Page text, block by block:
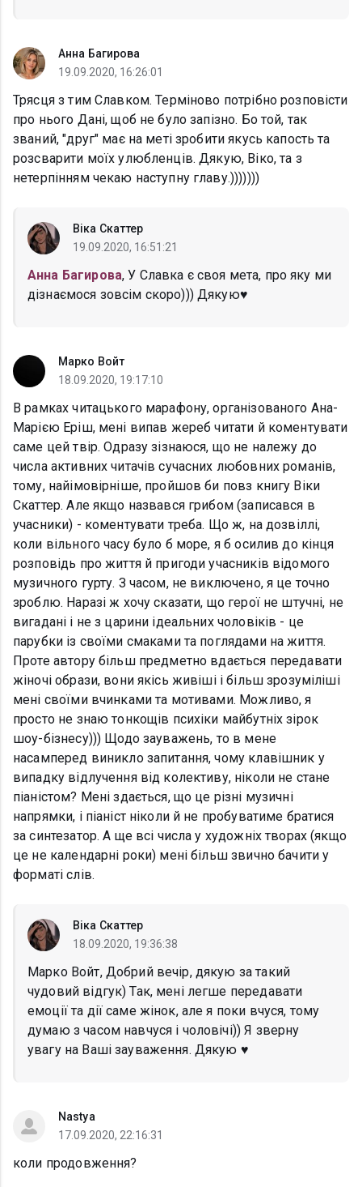
Анна Багирова
19.09.2020, 16:26:01
Трясця з тим Славком. Терміново потрібно розповісти
про нього Дані, щоб не було запізно. Бо той, так
званий, "друг" має на меті зробити якусь капость та
розсварити моїх улюбленців. Дякую, Віко, та з
нетерпінням чекаю наступну главу.)))))))
Віка Скаттер
19.09.2020, 16:51:21
Анна Багирова, У Славка є своя мета, про яку ми
дізнаємося зовсім скоро))) Дякую♥️
Марко Войт
18.09.2020, 19:17:10
В рамках читацького марафону, організованого Ана-
Марією Еріш, мені випав жереб читати й коментувати
саме цей твір. Одразу зізнаюся, що не належу до
числа активних читачів сучасних любовних романів,
тому, найімовірніше, пройшов би повз книгу Віки
Скаттер. Але якщо назвався грибом (записався в
учасники) - коментувати треба. Що ж, на дозвіллі,
коли вільного часу було б море, я б осилив до кінця
розповідь про життя й пригоди учасників відомого
музичного гурту. З часом, не виключено, я це точно
зроблю. Наразі ж хочу сказати, що герої не штучні, не
вигадані і не з царини ідеальних чоловіків - це
парубки із своїми смаками та поглядами на життя.
Проте автору більш предметно вдається передавати
жіночі образи, вони якісь живіші і більш зрозуміліші
мені своїми вчинками та мотивами. Можливо, я
просто не знаю тонкощів психіки майбутніх зірок
шоу-бізнесу))) Щодо зауважень, то в мене
насамперед виникло запитання, чому клавішник у
випадку відлучення від колективу, ніколи не стане
піаністом? Мені здається, що це різні музичні
напрямки, і піаніст ніколи й не пробуватиме братися
за синтезатор. А ще всі числа у художніх творах (якщо
це не календарні роки) мені більш звично бачити у
форматі слів.
Віка Скаттер
18.09.2020, 19:36:38
Марко Войт, Добрий вечір, дякую за такий
чудовий відгук) Так, мені легше передавати
емоції та дії саме жінок, але я поки вчуся, тому
думаю з часом навчуся і чоловічі)) Я зверну
увагу на Ваші зауваження. Дякую ♥️
Nastya
17.09.2020, 22:16:31
коли продовження?